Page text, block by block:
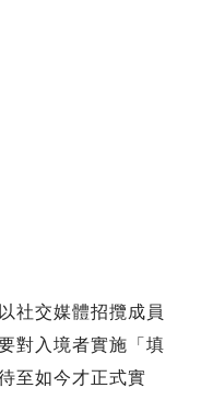
社交媒體招攬成員
對入境者實施「填
至如今才正式實